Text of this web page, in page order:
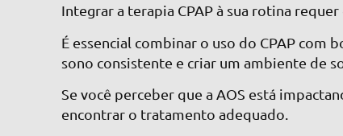
Integrar a terapia CPAP à sua rotina
É essencial combinar o uso do CPAP com
sono consistente e criar um ambiente de
Se você perceber que a AOS está
encontrar o tratamento adequado.